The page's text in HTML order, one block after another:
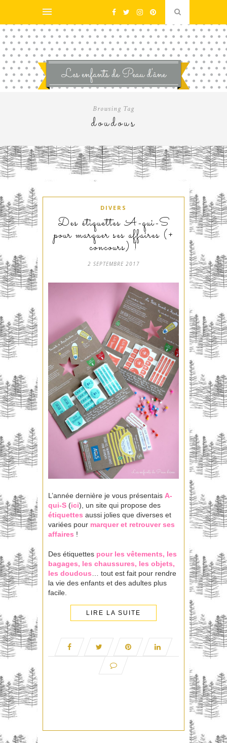
Browsing Tag
doudous
DIVERS
Des étiquettes A-qui-S
pour marquer ses affaires (+
concours) !
2 SEPTEMBRE 2017
L’année dernière je vous présentais A-
qui-S (ici), un site qui propose des
étiquettes aussi jolies que diverses et
variées pour marquer et retrouver ses
affaires !
Des étiquettes pour les vêtements, les
bagages, les chaussures, les objets,
les doudous… tout est fait pour rendre
la vie des enfants et des adultes plus
facile.
LIRE LA SUITE